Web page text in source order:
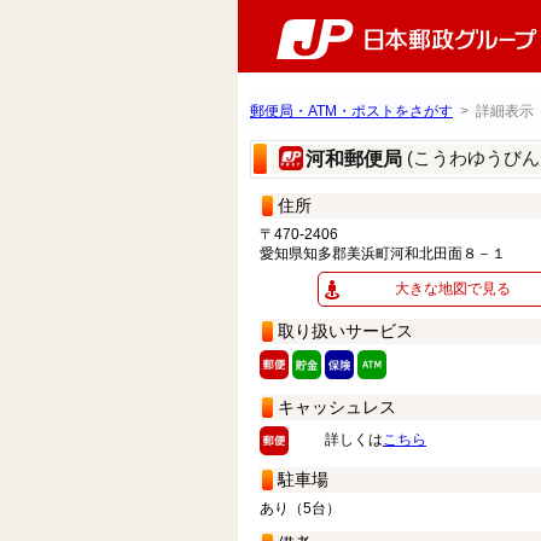
郵便局・ATM・ポストをさがす > 詳細表示
河和郵便局 (こうわゆうび
住所
〒470-2406
愛知県知多郡美浜町河和北田面８－１
大きな地図で見る
取り扱いサービス
キャッシュレス
詳しくはこちら
駐車場
あり（5台）